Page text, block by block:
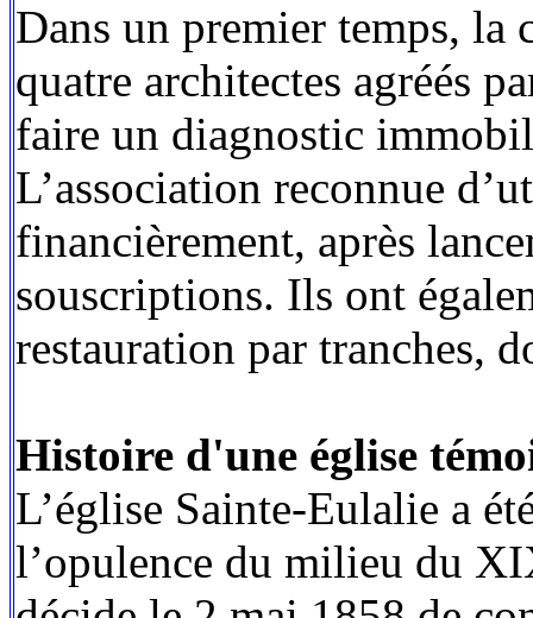
Dans un premier temps, la
quatre architectes agréés
faire un diagnostic
L’association reconnue
financièrement, après
souscriptions. Ils ont
restauration par tranches,
Histoire d'une église
L’église Sainte-Eulalie a
l’opulence du milieu du